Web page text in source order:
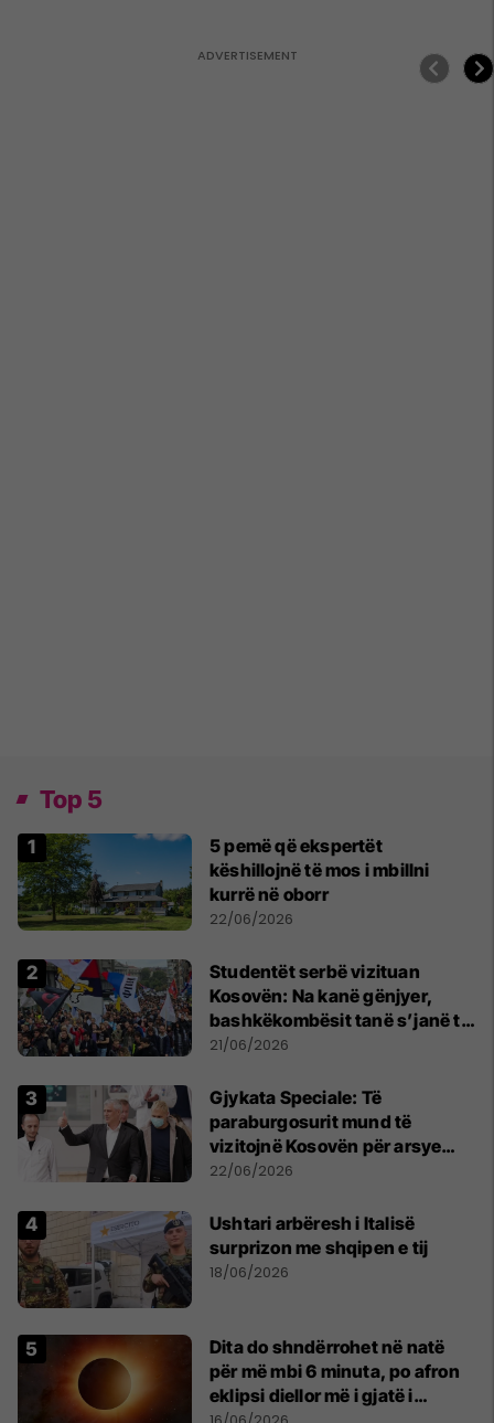
Top 5
5 pemë që ekspertët
këshillojnë të mos i mbillni
kurrë në oborr
22/06/2026
Studentët serbë vizituan
Kosovën: Na kanë gënjyer,
bashkëkombësit tanë s’janë të
shtypur
21/06/2026
​Gjykata Speciale: Të
paraburgosurit mund të
vizitojnë Kosovën për arsye
humanitare
22/06/2026
Ushtari arbëresh i Italisë
surprizon me shqipen e tij
18/06/2026
Dita do shndërrohet në natë
për më mbi 6 minuta, po afron
eklipsi diellor më i gjatë i